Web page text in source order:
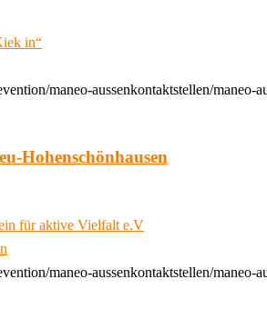
in“
maneo-aussenkontaktstellen/maneo-
Hohenschönhausen
für aktive Vielfalt e.V
maneo-aussenkontaktstellen/maneo-